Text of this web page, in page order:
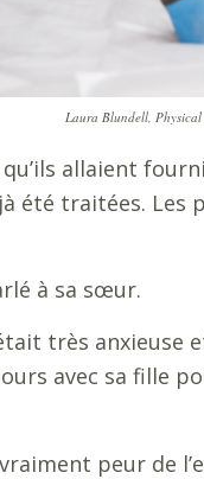
Laura Blundell, Physical
qu’ils allaient
été traitées. Les
à sa sœur.
très anxieuse
avec sa fille
vraiment peur de